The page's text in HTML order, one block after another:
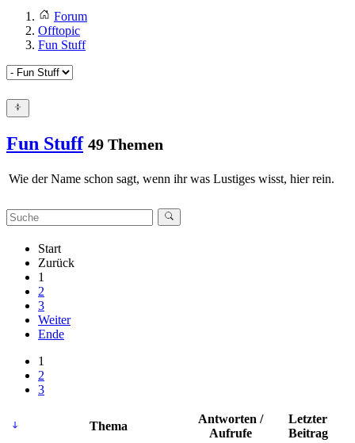
Forum
Offtopic
Fun Stuff
Fun Stuff 49 Themen
Wie der Name schon sagt, wenn ihr was Lustiges wisst, hier rein.
Start
Zurück
1
2
3
Weiter
Ende
1
2
3
Thema
Antworten /
Aufrufe
Letzter
Beitrag